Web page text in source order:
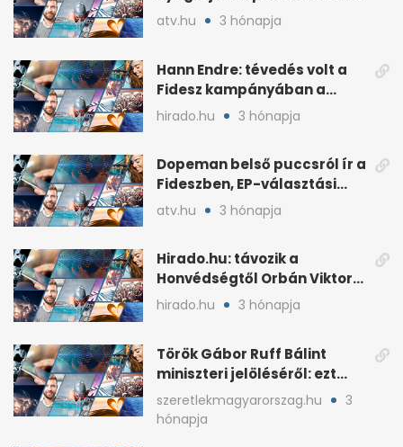
idén a Tisza terve szerint
atv.hu 3 hónapja
Hann Endre: tévedés volt a
Fidesz kampányában a
háborús veszély
hirado.hu 3 hónapja
Dopeman belső puccsról ír a
Fideszben, EP-választási
árral
atv.hu 3 hónapja
Hirado.hu: távozik a
Honvédségtől Orbán Viktor
fia, Orbán Gáspár
hirado.hu 3 hónapja
Török Gábor Ruff Bálint
miniszteri jelöléséről: ezt
írta a posztjában
szeretlekmagyarorszag.hu
3
hónapja